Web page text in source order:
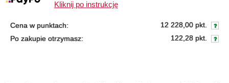
Kliknij po instrukcję
Cena w punktach:
12 228,00 pkt.
Po zakupie otrzymasz:
122,28 pkt.